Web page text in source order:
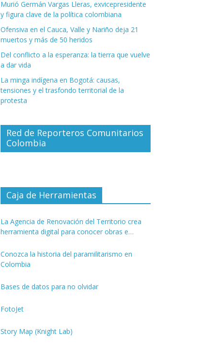
Murió Germán Vargas Lleras, exvicepresidente
y figura clave de la política colombiana
Ofensiva en el Cauca, Valle y Nariño deja 21
muertos y más de 50 heridos
Del conflicto a la esperanza: la tierra que vuelve
a dar vida
La minga indígena en Bogotá: causas,
tensiones y el trasfondo territorial de la
protesta
Red de Reporteros Comunitarios
Colombia
Caja de Herramientas
La Agencia de Renovación del Territorio crea
herramienta digital para conocer obras e
Conozca la historia del paramilitarismo en
Colombia
Bases de datos para no olvidar
FotoJet
Story Map (Knight Lab)